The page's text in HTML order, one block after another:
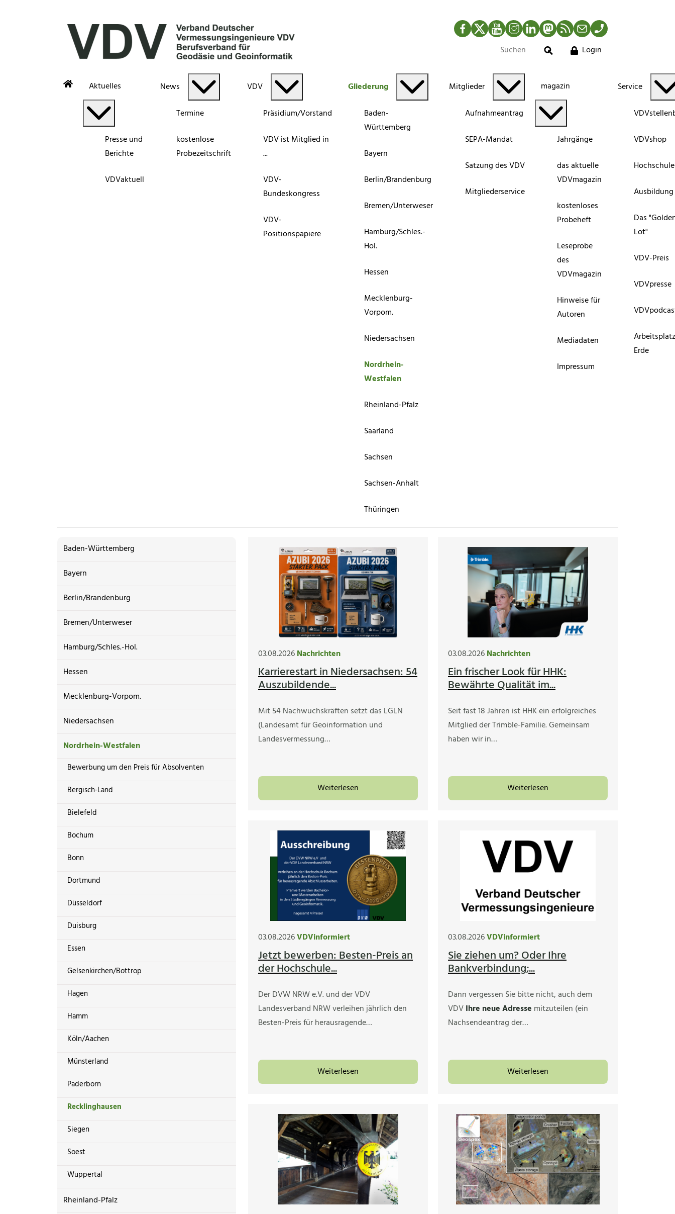
Facebook
TwitterYouTubeInstagram
LinkedInMastodonRSS-Newsfeed
MailTelefon
Suche
Login
Aktuelles
Presse und
Berichte
VDVaktuell
News
Termine
kostenlose
Probezeitschrift
VDV
Präsidium/Vorstand
VDV ist Mitglied in
...
VDV-
Bundeskongress
VDV-
Positionspapiere
Gliederung
Baden-
Württemberg
Bayern
Berlin/Brandenburg
Bremen/Unterweser
Hamburg/Schles.-
Hol.
Hessen
Mecklenburg-
Vorpom.
Niedersachsen
Nordrhein-
Westfalen
Rheinland-Pfalz
Saarland
Sachsen
Sachsen-Anhalt
Thüringen
Mitglieder
Aufnahmeantrag
SEPA-Mandat
Satzung des VDV
Mitgliederservice
magazin
Jahrgänge
das aktuelle
VDVmagazin
kostenloses
Probeheft
Leseprobe
des
VDVmagazin
Hinweise für
Autoren
Mediadaten
Impressum
Service
VDVshop
Ausbildung
Das
Lot"
VDV-Preis
VDVpresse
Erde
Baden-Württemberg
Bayern
Berlin/Brandenburg
Bremen/Unterweser
Hamburg/Schles.-Hol.
Hessen
Mecklenburg-Vorpom.
Niedersachsen
Nordrhein-Westfalen
Bewerbung um den Preis für Absolventen
Bergisch-Land
Bielefeld
Bochum
Bonn
Dortmund
Düsseldorf
Duisburg
Essen
Gelsenkirchen/Bottrop
Hagen
Hamm
Köln/Aachen
Münsterland
Paderborn
Recklinghausen
Siegen
Soest
Wuppertal
Rheinland-Pfalz
03.08.2026Nachrichten
Karrierestart in Niedersachsen: 54
Auszubildende...
Mit 54 Nachwuchskräften setzt das LGLN
(Landesamt für Geoinformation und
Landesvermessung…
Weiterlesen
03.08.2026Nachrichten
Ein frischer Look für HHK:
Bewährte Qualität im...
Seit fast 18 Jahren ist HHK ein erfolgreiches
Mitglied der Trimble-Familie. Gemeinsam
haben wir in…
Weiterlesen
03.08.2026VDVinformiert
Jetzt bewerben: Besten-Preis an
der Hochschule...
Der DVW NRW e.V. und der VDV
Landesverband NRW verleihen jährlich den
Besten-Preis für herausragende…
Weiterlesen
03.08.2026VDVinformiert
Sie ziehen um? Oder Ihre
Bankverbindung;...
Dann vergessen Sie bitte nicht, auch dem
VDVIhre neue Adresse mitzuteilen (ein
Nachsendeantrag der…
Weiterlesen